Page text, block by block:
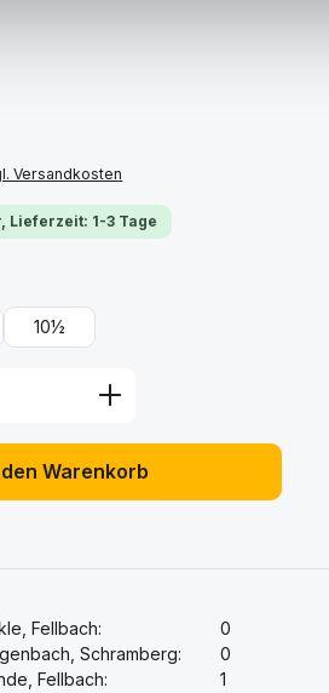
Versandkosten
Lieferzeit: 1-3 Tage
10½
Gib den
den Warenkorb
Fellbach:
0
Schramberg:
0
Fellbach:
1